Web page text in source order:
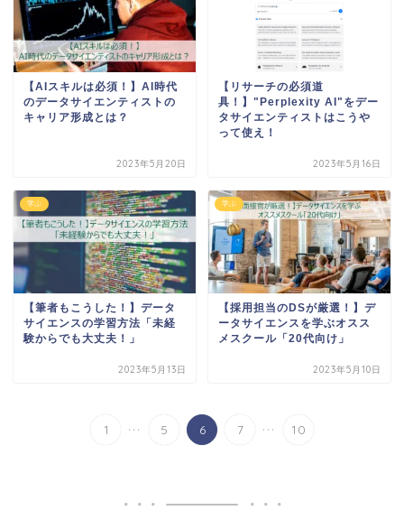
【AIスキルは必須！】AI時代
のデータサイエンティストの
キャリア形成とは？
2023年5月20日
【リサーチの必須道
具！】"Perplexity AI"をデー
タサイエンティストはこうや
って使え！
2023年5月16日
学ぶ
【筆者もこうした！】データ
サイエンスの学習方法「未経
験からでも大丈夫！」
2023年5月13日
学ぶ
【採用担当のDSが厳選！】デ
ータサイエンスを学ぶオスス
メスクール「20代向け」
2023年5月10日
1 ... 5 6 7 ... 10